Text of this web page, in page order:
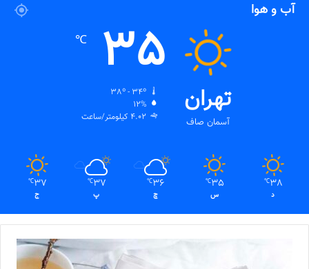
آب و هوا
تهران
آسمان صاف
35
℃
12%
4.02 کیلومتر/ساعت
38
℃
د
35
℃
س
36
℃
چ
37
℃
پ
37
℃
ج